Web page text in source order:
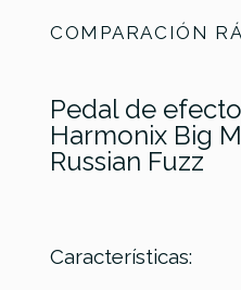
COMPARACIÓN
Pedal de
Harmonix Big
Russian Fuzz
Características:
Electro